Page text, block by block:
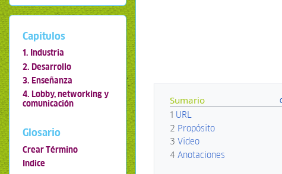
Sumario
1 URL
2 Propósito
3 Video
4 Anotaciones
Capítulos
1. Industria
2. Desarrollo
3. Enseñanza
4. Lobby, networking y
comunicación
Glosario
Crear Término
Indice